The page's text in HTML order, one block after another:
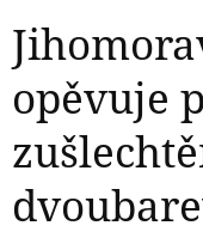
opěvuje